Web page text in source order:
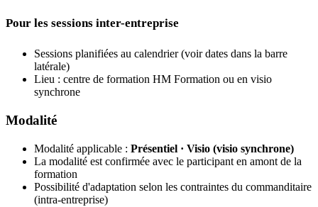
Pour les sessions inter-entreprise
Sessions planifiées au calendrier (voir dates dans la barre
latérale)
Lieu : centre de formation HM Formation ou en visio
synchrone
Modalité
Modalité applicable : Présentiel · Visio (visio synchrone)
La modalité est confirmée avec le participant en amont de la
formation
Possibilité d'adaptation selon les contraintes du commanditaire
(intra-entreprise)